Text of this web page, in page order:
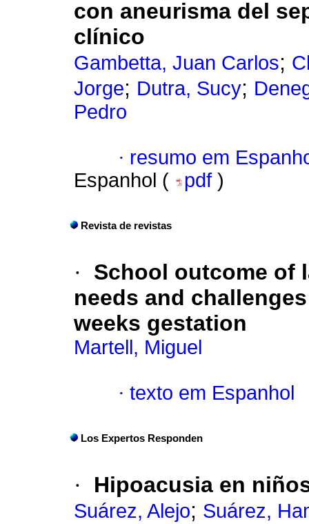
con aneurisma del
clínico
Gambetta, Juan Carlos;
Jorge; Dutra, Sucy;
Pedro
· resumo em
Espanhol (
pdf )
Revista de revistas
·
School outcome of
needs and
weeks gestation
Martell, Miguel
· texto em Espanhol
Los Expertos Responden
· Hipoacusia en
Suárez, Alejo; Suárez,